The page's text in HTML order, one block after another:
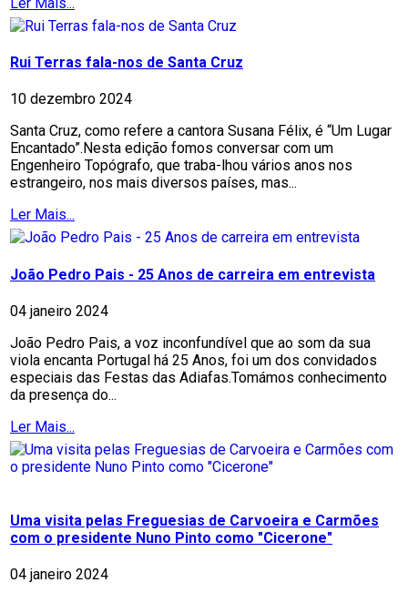
Rui Terras fala-nos de Santa Cruz
10 dezembro 2024
Santa Cruz, como refere a cantora Susana Félix, é “Um Lugar
Encantado”.Nesta edição fomos conversar com um
Engenheiro Topógrafo, que traba-lhou vários anos nos
estrangeiro, nos mais diversos países, mas...
Ler Mais...
João Pedro Pais - 25 Anos de carreira em entrevista
04 janeiro 2024
João Pedro Pais, a voz inconfundível que ao som da sua
viola encanta Portugal há 25 Anos, foi um dos convidados
especiais das Festas das Adiafas.Tomámos conhecimento
da presença do...
Ler Mais...
Uma visita pelas Freguesias de Carvoeira e Carmões
com o presidente Nuno Pinto como "Cicerone"
04 janeiro 2024